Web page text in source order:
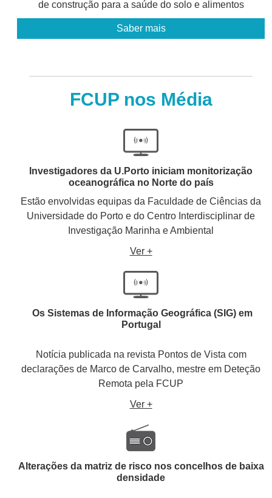
de construção para a saúde do solo e alimentos
Saber mais
FCUP nos Média
Investigadores da U.Porto iniciam monitorização
oceanográfica no Norte do país
Estão envolvidas equipas da Faculdade de Ciências da
Universidade do Porto e do Centro Interdisciplinar de
Investigação Marinha e Ambiental
Ver +
Os Sistemas de Informação Geográfica (SIG) em
Portugal
Notícia publicada na revista Pontos de Vista com
declarações de Marco de Carvalho, mestre em Deteção
Remota pela FCUP
Ver +
Alterações da matriz de risco nos concelhos de baixa
densidade